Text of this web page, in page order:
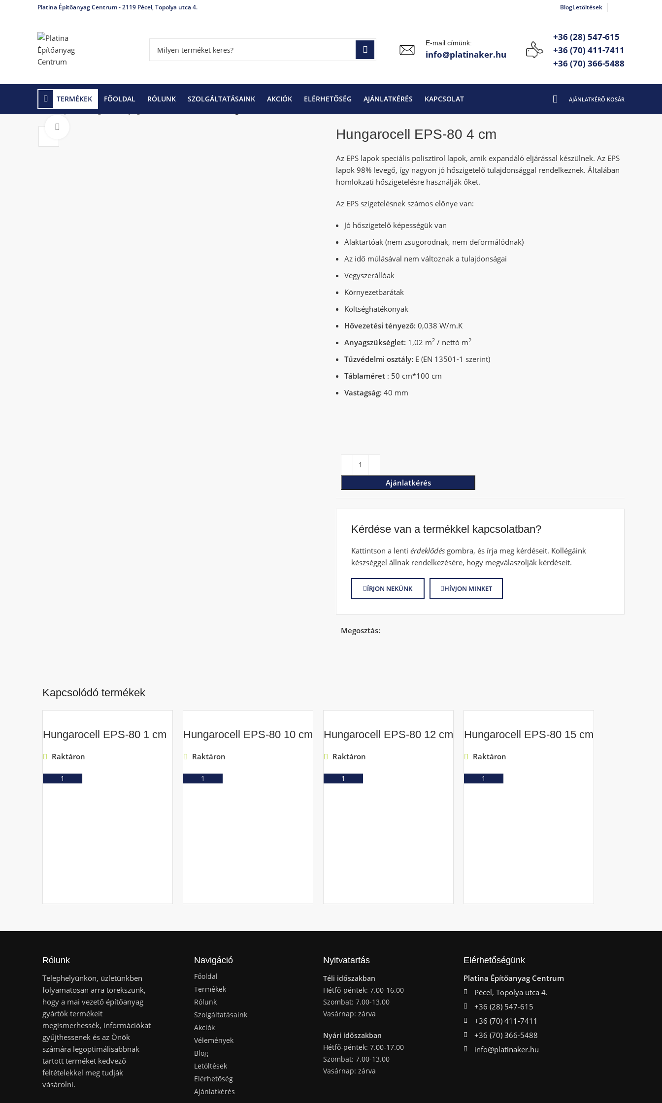
Platina Építőanyag Centrum - 2119 Pécel, Topolya utca 4. BlogLetöltések
E-mail címünk:
info@platinaker.hu
+36 (28) 547-615
+36 (70) 411-7411
+36 (70) 366-5488
TERMÉKEK FŐOLDAL RÓLUNK SZOLGÁLTATÁSAINK AKCIÓK ELÉRHETŐSÉG AJÁNLATKÉRÉS KAPCSOLAT
Kezdőlap Hőszigetelő anyagok
Hungarocell EPS-80 4 cm
Az EPS lapok speciális polisztirol lapok, amik expandáló eljárással készülnek. Az EPS
lapok 98% levegő, így nagyon jó hőszigetelő tulajdonsággal rendelkeznek. Általában
homlokzati hőszigetelésre használják őket.
Az EPS szigetelésnek számos előnye van:
Jó hőszigetelő képességük van
Alaktartóak (nem zsugorodnak, nem deformálódnak)
Az idő múlásával nem változnak a tulajdonságai
Vegyszerállóak
Környezetbarátak
Költséghatékonyak
Hővezetési tényező: 0,038 W/m.K
Anyagszükséglet: 1,02 m2 / nettó m2
Tűzvédelmi osztály: E (EN 13501-1 szerint)
Táblaméret : 50 cm*100 cm
Vastagság: 40 mm
Ajánlatkérés
Kérdése van a termékkel kapcsolatban?
Kattintson a lenti érdeklődés gombra, és írja meg kérdéseit. Kollégáink
készséggel állnak rendelkezésére, hogy megválaszolják kérdéseit.
ÍRJON NEKÜNK HÍVJON MINKET
Megosztás:
Kapcsolódó termékek
Hungarocell EPS-80 1 cm
Raktáron
Hungarocell EPS-80 10 cm
Raktáron
Hungarocell EPS-80 12 cm
Raktáron
Hungarocell EPS-80 15 cm
Raktáron
Rólunk
Telephelyünkön, üzletünkben
folyamatosan arra törekszünk,
hogy a mai vezető építőanyag
gyártók termékeit
megismerhessék, információkat
gyűjthessenek és az Önök
számára legoptimálisabbnak
tartott terméket kedvező
feltételekkel meg tudják
vásárolni.
Navigáció
Főoldal
Termékek
Rólunk
Szolgáltatásaink
Akciók
Vélemények
Blog
Letöltések
Elérhetőség
Ajánlatkérés
Nyitvatartás
Téli időszakban
Hétfő-péntek: 7.00-16.00
Szombat: 7.00-13.00
Vasárnap: zárva
Nyári időszakban
Hétfő-péntek: 7.00-17.00
Szombat: 7.00-13.00
Vasárnap: zárva
Elérhetőségünk
Platina Építőanyag Centrum
Pécel, Topolya utca 4.
+36 (28) 547-615
+36 (70) 411-7411
+36 (70) 366-5488
info@platinaker.hu